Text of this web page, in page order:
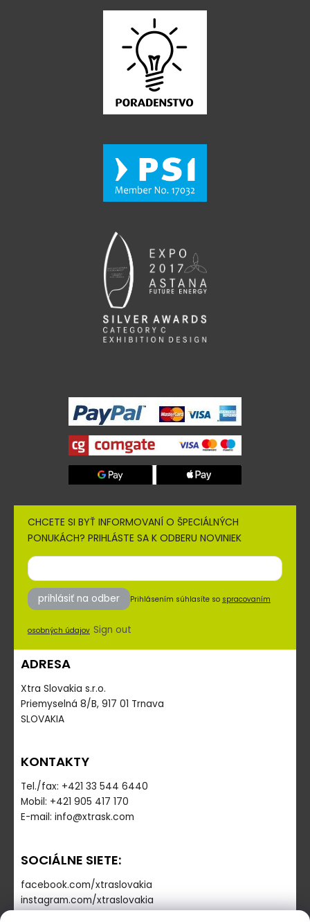
CHCETE SI BYŤ INFORMOVANÍ O ŠPECIÁLNÝCH
PONUKÁCH? PRIHLÁSTE SA K ODBERU NOVINIEK
prihlásiť na odber Prihlásením súhlasíte so spracovaním
osobných údajov Sign out
ADRESA
Xtra Slovakia s.r.o.
Priemyselná 8/B, 917 01 Trnava
SLOVAKIA
KONTAKTY
Tel./fax: +421 33 544 6440
Mobil: +421 905 417 170
E-mail: info@xtrask.com
SOCIÁLNE SIETE:
facebook.com/xtraslovakia
instagram.com/xtraslovakia